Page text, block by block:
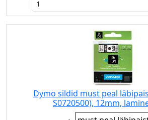
Dymo sildid must peal
S0720500), 12mm,
Eigenschaft: